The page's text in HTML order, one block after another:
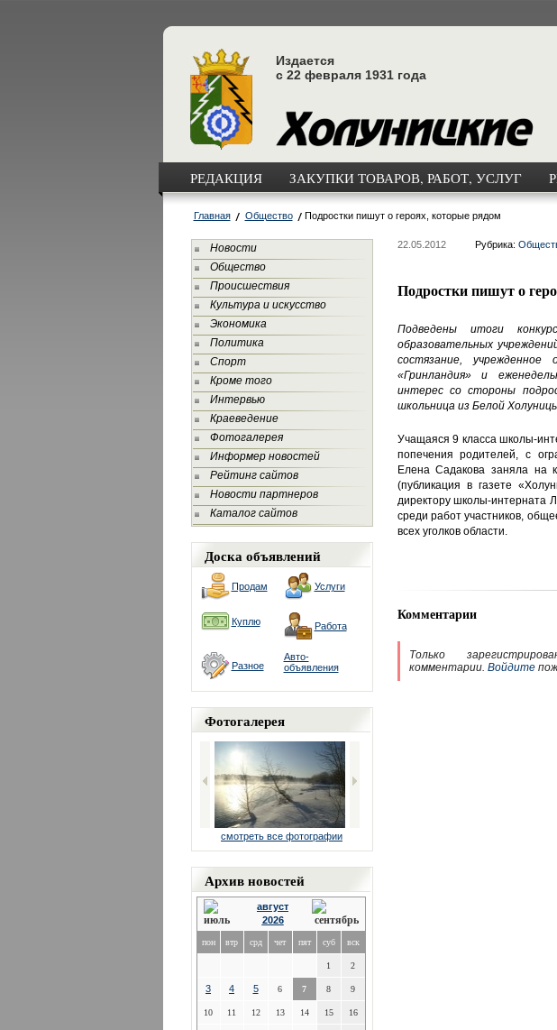
Издается
с 22 февраля 1931 года
РЕДАКЦИЯ ЗАКУПКИ ТОВАРОВ, РАБОТ, УСЛУГ
Главная Общество Подростки пишут о героях, которые рядом
Новости
Общество
Происшествия
Культура и искусство
Экономика
Политика
Спорт
Кроме того
Интервью
Краеведение
Фотогалерея
Информер новостей
Рейтинг сайтов
Новости партнеров
Каталог сайтов
Доска объявлений
Продам Услуги
Куплю Работа
Разное
Авто-
объявления
Фотогалерея
смотреть все фотографии
Архив новостей
август
2026
пон втр срд чет пят суб вск
1 2
3 4 5 6 7 8 9
10 11 12 13 14 15 16
22.05.2012 Рубрика:
Подростки пишут о
Подведены итоги
образовательных
состязание,
«Гринландия» и
интерес со стороны
школьница из Белой
Учащаяся 9 класса школы-
попечения родителей, с
Елена Садакова заняла на
(публикация в газете
директору школы-интерната
среди работ участников,
всех уголков области.
Комментарии
Только
комментарии. Войдите